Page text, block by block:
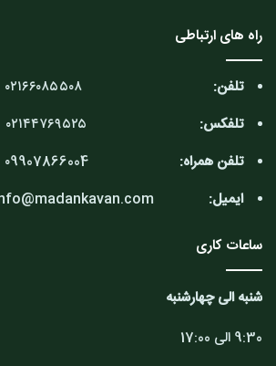
راه های ارتباطی
تلفن: ۰۲۱۶۶۰۸۵۵۰۸
تلفکس: ۰۲۱۴۴۷۶۹۵۲۵
تلفن همراه:
ایمیل:
ساعات کاری
شنبه الی چهارشنبه
9:30 الی 17:00